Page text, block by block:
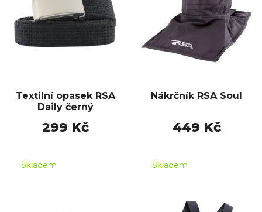
Textilní opasek RSA
Daily černý
299 Kč
Skladem
Nákrčník RSA Soul
449 Kč
Skladem